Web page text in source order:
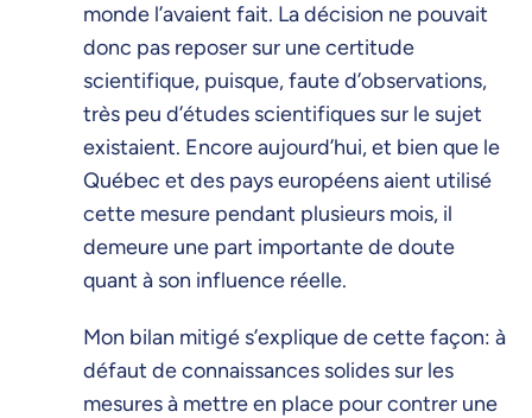
monde l’avaient fait. La décision ne pouvait
donc pas reposer sur une certitude
scientifique, puisque, faute d’observations,
très peu d’études scientifiques sur le sujet
existaient. Encore aujourd’hui, et bien que le
Québec et des pays européens aient utilisé
cette mesure pendant plusieurs mois, il
demeure une part importante de doute
quant à son influence réelle.
Mon bilan mitigé s’explique de cette façon: à
défaut de connaissances solides sur les
mesures à mettre en place pour contrer une